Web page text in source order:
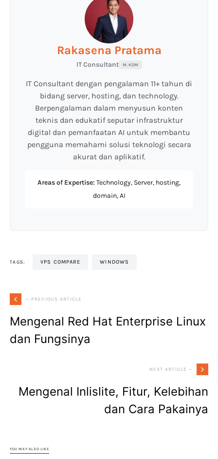
Rakasena Pratama
IT Consultant M. KOM
IT Consultant dengan pengalaman 11+ tahun di
bidang server, hosting, dan technology.
Berpengalaman dalam menyusun konten
teknis dan edukatif seputar infrastruktur
digital dan pemanfaatan AI untuk membantu
pengguna memahami solusi teknologi secara
akurat dan aplikatif.
Areas of Expertise: Technology, Server, hosting,
domain, AI
TAGS: VPS COMPARE WINDOWS
— PREVIOUS ARTICLE
Mengenal Red Hat Enterprise Linux
dan Fungsinya
NEXT ARTICLE —
Mengenal Inlislite, Fitur, Kelebihan
dan Cara Pakainya
YOU MAY ALSO LIKE